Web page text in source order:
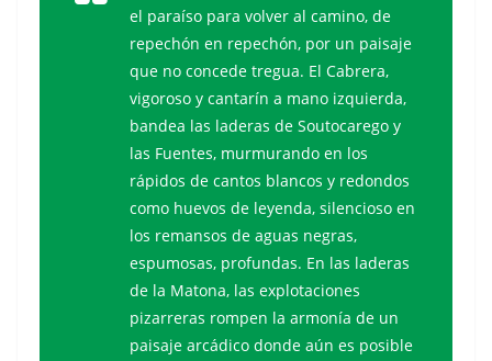
el paraíso para volver al camino, de
repechón en repechón, por un paisaje
que no concede tregua. El Cabrera,
vigoroso y cantarín a mano izquierda,
bandea las laderas de Soutocarego y
las Fuentes, murmurando en los
rápidos de cantos blancos y redondos
como huevos de leyenda, silencioso en
los remansos de aguas negras,
espumosas, profundas. En las laderas
de la Matona, las explotaciones
pizarreras rompen la armonía de un
paisaje arcádico donde aún es posible